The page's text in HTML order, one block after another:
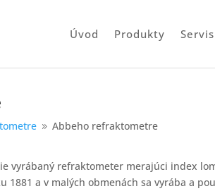
Úvod Produkty Servis
9 Abbeho refraktometre
vyrábaný refraktometer merajúci index
1881 a v malých obmenách sa vyrába a